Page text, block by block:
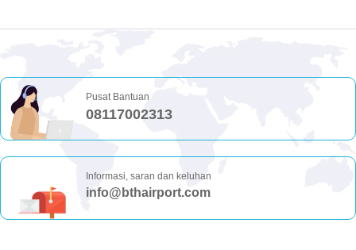
Pusat Bantuan
08117002313
Informasi, saran dan keluhan
info@bthairport.com